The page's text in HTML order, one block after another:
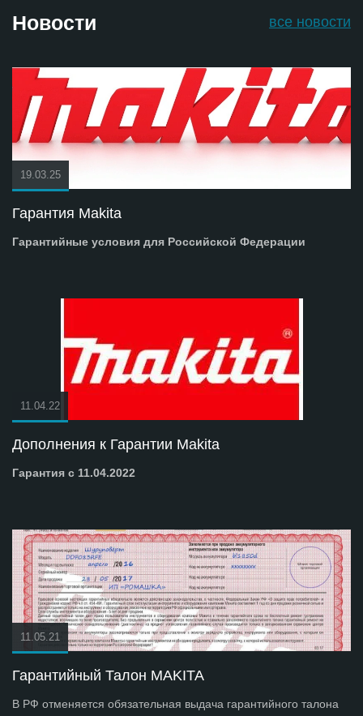
Новости все новости
19.03.25
Гарантия Makita
Гарантийные условия для Российской Федерации
11.04.22
Дополнения к Гарантии Makita
Гарантия с 11.04.2022
11.05.21
Гарантийный Талон MAKITA
В РФ отменяется обязательная выдача гарантийного талона